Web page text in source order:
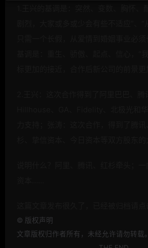
© 版权声明
文章版权归作者所有，未经允许请勿转载。